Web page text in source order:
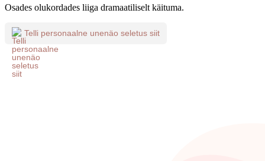
Osades olukordades liiga dramaatiliselt käituma.
Telli personaalne unenäo seletus siit